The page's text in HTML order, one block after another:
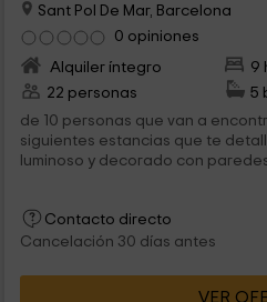
Sant Pol De Mar, Barcelona
0 opiniones
Alquiler íntegro
9
22 personas
5
de 10 personas que van a
siguientes estancias que te detallamos: Un
luminoso y decorado con
Contacto directo
Cancelación 30 días antes
VER